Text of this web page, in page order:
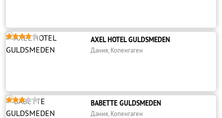
 AXEL HOTEL GULDSMEDEN
Дания, Копенгаген
 BABETTE GULDSMEDEN
Дания, Копенгаген